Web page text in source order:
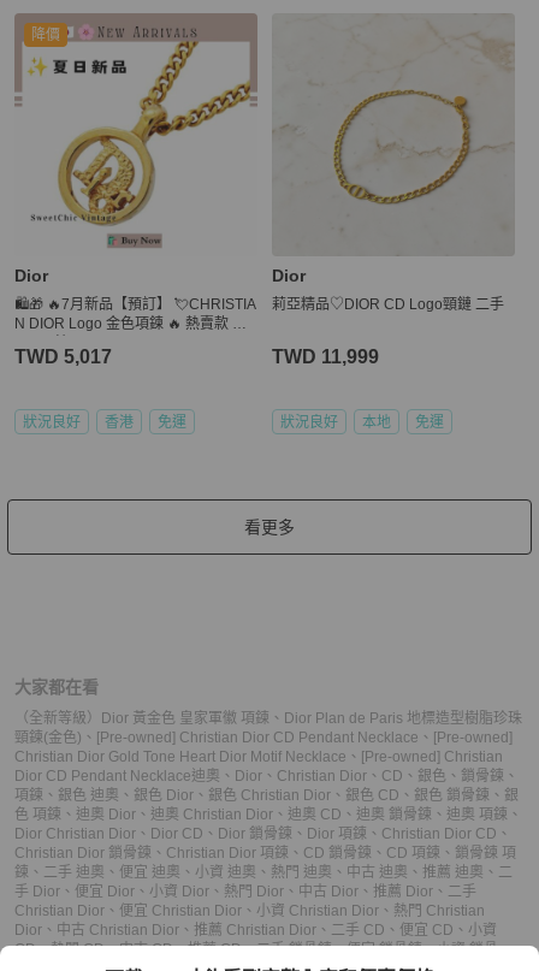
降價
Dior
🛍️🎁 🔥7月新品【預訂】 💘CHRISTIA
N DIOR Logo 金色項鍊 🔥 熱賣款 DI
TWD 5,017
狀況良好 香港 免運
Dior
莉亞精品♡DIOR CD Logo頸鏈 二手
TWD 11,999
狀況良好 本地 免運
看更多
大家都在看
（全新等級）Dior 黃金色 皇家軍徽 項鍊 、 Dior Plan de Paris 地標造型樹脂珍珠
頸鍊(金色) 、 [Pre-owned] Christian Dior CD Pendant Necklace 、 [Pre-owned]
Christian Dior Gold Tone Heart Dior Motif Necklace 、 [Pre-owned] Christian
Dior CD Pendant Necklace迪奧 、 Dior 、 Christian Dior 、 CD 、 銀色 、 鎖骨鍊 、
項鍊 、 銀色 迪奧 、 銀色 Dior 、 銀色 Christian Dior 、 銀色 CD 、 銀色 鎖骨鍊 、 銀
色 項鍊 、 迪奧 Dior 、 迪奧 Christian Dior 、 迪奧 CD 、 迪奧 鎖骨鍊 、 迪奧 項鍊 、
Dior Christian Dior 、 Dior CD 、 Dior 鎖骨鍊 、 Dior 項鍊 、 Christian Dior CD 、
Christian Dior 鎖骨鍊 、 Christian Dior 項鍊 、 CD 鎖骨鍊 、 CD 項鍊 、 鎖骨鍊 項
鍊 、 二手 迪奧 、 便宜 迪奧 、 小資 迪奧 、 熱門 迪奧 、 中古 迪奧 、 推薦 迪奧 、 二
手 Dior 、 便宜 Dior 、 小資 Dior 、 熱門 Dior 、 中古 Dior 、 推薦 Dior 、 二手
Christian Dior 、 便宜 Christian Dior 、 小資 Christian Dior 、 熱門 Christian
Dior 、 中古 Christian Dior 、 推薦 Christian Dior 、 二手 CD 、 便宜 CD 、 小資
CD、熱門 CD、中古 CD、推薦 CD、二手 鎖骨鍊、便宜 鎖骨鍊、小資 鎖骨